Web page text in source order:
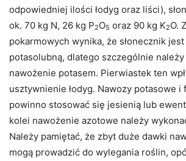
odpowiedniej ilości łodyg oraz liści),
ok. 70 kg N, 26 kg P2O5 oraz 90 kg K2O.
pokarmowych wynika, że słonecznik
potasolubną, dlatego szczególnie
nawożenie potasem. Pierwiastek ten
usztywnienie łodyg. Nawozy potasowe i
powinno stosować się jesienią lub
kolei nawożenie azotowe należy
Należy pamiętać, że zbyt duże dawki
mogą prowadzić do wylegania roślin,